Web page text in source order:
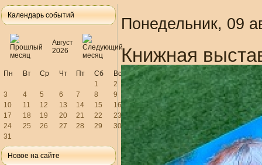
Календарь событий
Август
2026
Пн Вт Ср Чт Пт Сб
Вс
1
2
3
4 5 6 7 8
9
10
11 12 13 14 15
16
17
18 19 20 21 22
23
24
25 26 27 28 29
30
31
Новое на сайте
Понедельник, 09
Книжная